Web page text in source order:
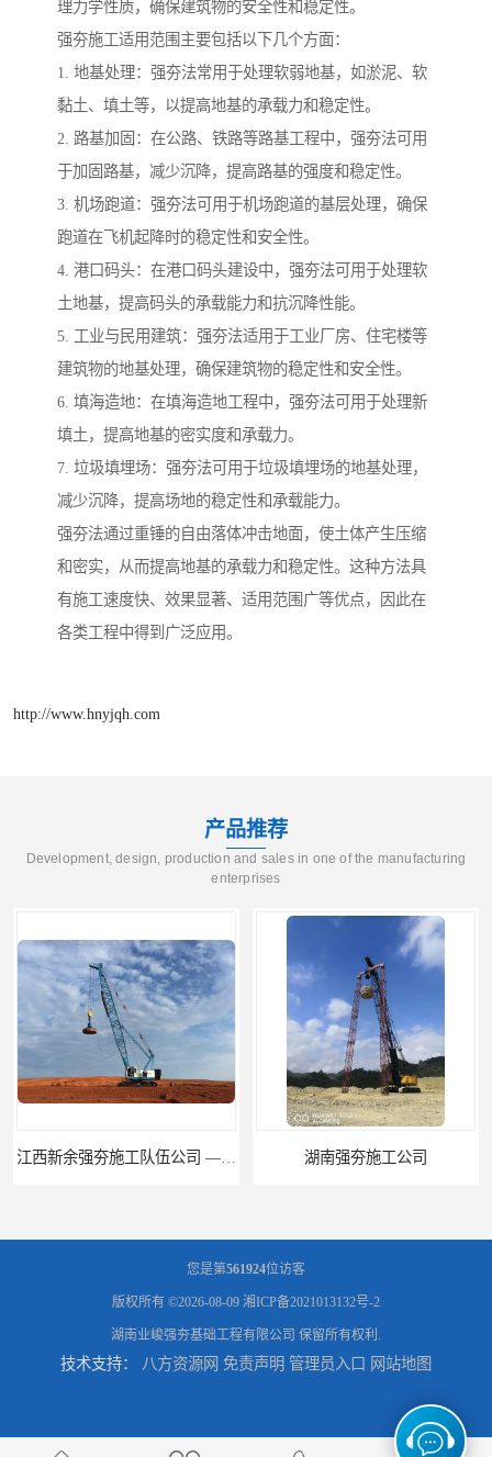
理力学性质，确保建筑物的安全性和稳定性。
强夯施工适用范围主要包括以下几个方面：
1. 地基处理：强夯法常用于处理软弱地基，如淤泥、软
黏土、填土等，以提高地基的承载力和稳定性。
2. 路基加固：在公路、铁路等路基工程中，强夯法可用
于加固路基，减少沉降，提高路基的强度和稳定性。
3. 机场跑道：强夯法可用于机场跑道的基层处理，确保
跑道在飞机起降时的稳定性和安全性。
4. 港口码头：在港口码头建设中，强夯法可用于处理软
土地基，提高码头的承载能力和抗沉降性能。
5. 工业与民用建筑：强夯法适用于工业厂房、住宅楼等
建筑物的地基处理，确保建筑物的稳定性和安全性。
6. 填海造地：在填海造地工程中，强夯法可用于处理新
填土，提高地基的密实度和承载力。
7. 垃圾填埋场：强夯法可用于垃圾填埋场的地基处理，
减少沉降，提高场地的稳定性和承载能力。
强夯法通过重锤的自由落体冲击地面，使土体产生压缩
和密实，从而提高地基的承载力和稳定性。这种方法具
有施工速度快、效果显著、适用范围广等优点，因此在
各类工程中得到广泛应用。
http://www.hnyjqh.com
产品推荐
Development, design, production and sales in one of the manufacturing
enterprises
湖南强夯施工公司
湖南常德强夯施工队伍公司厂房地基强夯施工 湖南张家界强夯施工队伍公司厂房地基强夯施工
您是第561924位访客
版权所有 ©2026-08-09 湘ICP备2021013132号-2
湖南业峻强夯基础工程有限公司 保留所有权利.
技术支持： 八方资源网 免责声明 管理员入口 网站地图